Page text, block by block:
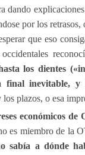
dando
por los
que eso
los dientes
inevitable, y
los plazos, o esa
económicos de
es miembro de la
sabía a dónde